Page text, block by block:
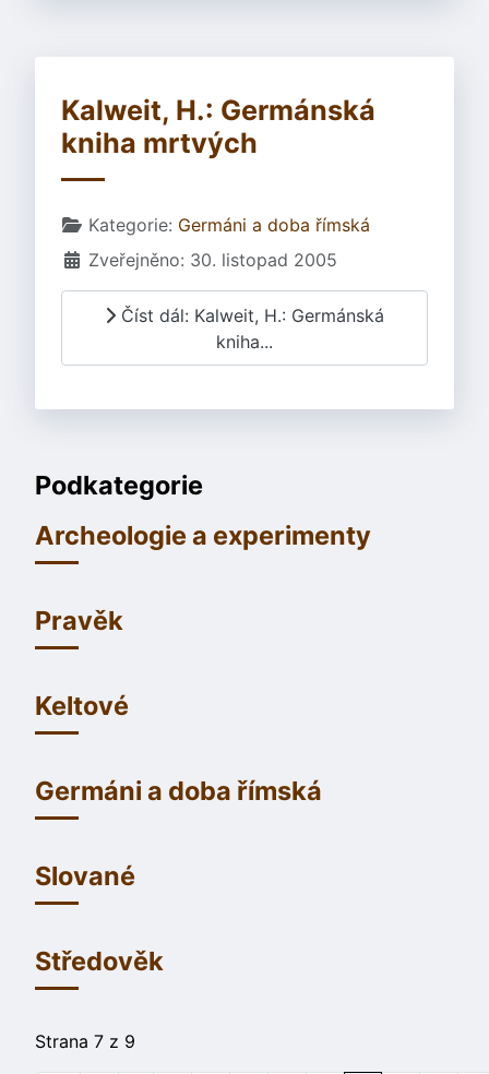
Kalweit, H.: Germánská
kniha mrtvých
Základní údaje
Kategorie: Germáni a doba římská
Zveřejněno: 30. listopad 2005
Číst dál: Kalweit, H.: Germánská
kniha...
Podkategorie
Archeologie a experimenty
Pravěk
Keltové
Germáni a doba římská
Slované
Středověk
Strana 7 z 9